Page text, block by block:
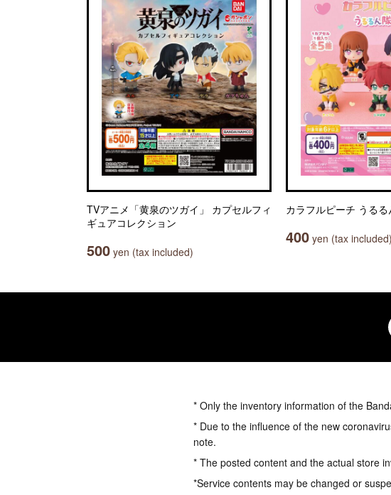
TVアニメ「黄泉のツガイ」 カプセルフィ
ギュアコレクション
500 yen (tax included)
カラフルピーチ うるる
400 yen (tax included)
* Only the inventory information of the
* Due to the influence of the new
note.
* The posted content and the actual store
*Service contents may be changed or